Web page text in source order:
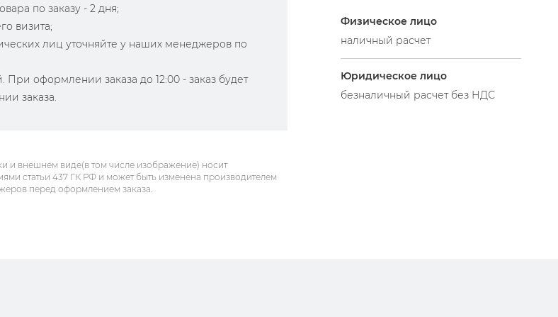
Физическое лицо
наличный расчет
Юридическое лицо
безналичный расчет без НДС
по заказу - 2 дня;
визита;
лиц уточняйте у наших менеджеров по
При оформлении заказа до 12:00 - заказ будет
заказа.
и внешнем виде(в том числе изображение) носит
статьи 437 ГК РФ и может быть изменена производителем
перед оформлением заказа.